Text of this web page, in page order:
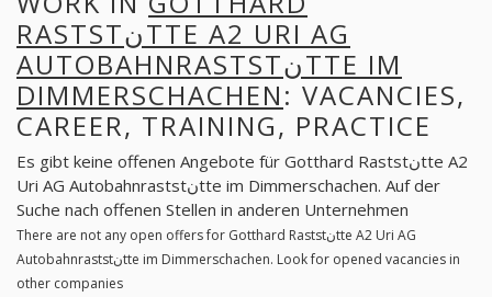
RASTSTنTTE A2 URI AG
AUTOBAHNRASTSTنTTE IM
DIMMERSCHACHEN: VACANCIES,
CAREER, TRAINING, PRACTICE
Es gibt keine offenen Angebote für Gotthard Raststنtte A2
Uri AG Autobahnraststنtte im Dimmerschachen. Auf der
Suche nach offenen Stellen in anderen Unternehmen
There are not any open offers for Gotthard Raststنtte A2 Uri AG
Autobahnraststنtte im Dimmerschachen. Look for opened vacancies in
other companies